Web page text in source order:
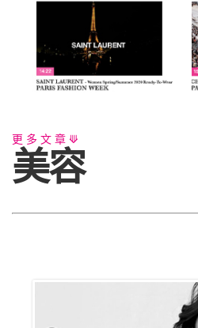
更多文章⟱
美容